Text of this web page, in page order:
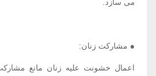
می سازد.
● مشارکت زنان:
اعمال خشونت علیه زنان مانع